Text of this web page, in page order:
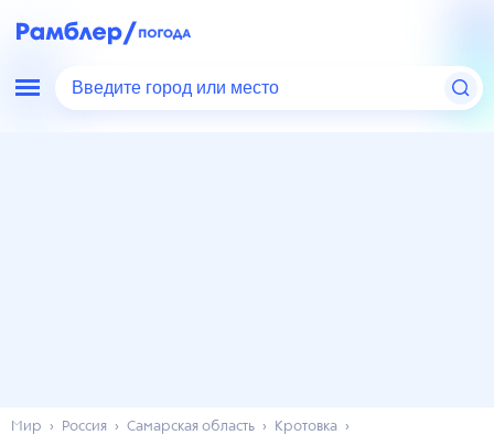
Введите город или место
Мир Россия Самарская область
Кротовка